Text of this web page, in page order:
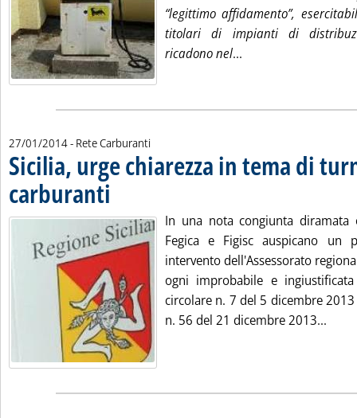
“legittimo affidamento”,
titolari di impianti di
ricadono nel...
27/01/2014- Rete Carburanti
Sicilia, urge chiarezza in tema di
carburanti
In una nota congiunta diramata
Fegica e Figisc auspicano un
intervento dell'Assessorato
ogni improbabile e
circolare n. 7 del 5 dicembre
n. 56 del 21 dicembre 2013...